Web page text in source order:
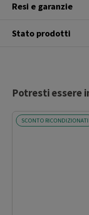
Resi e garanzie
Stato prodotti
Potresti essere
SCONTO RICONDIZIONATI